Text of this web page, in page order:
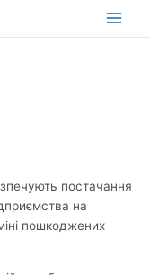
Main
постачання
на
пошкоджених